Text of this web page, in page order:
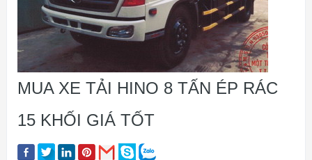
MUA XE TẢI HINO 8 TẤN ÉP RÁC
15 KHỐI GIÁ TỐT